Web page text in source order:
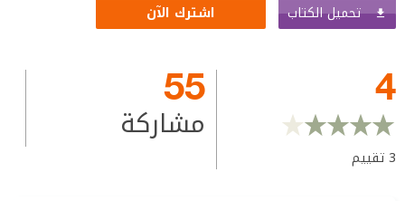
تحميل الكتاب اشترك الآن
4
3تقييم
55
مشاركة